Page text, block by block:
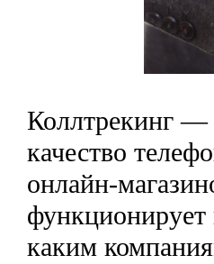
Коллтрекинг —
качество
онлайн-
функционирует
каким